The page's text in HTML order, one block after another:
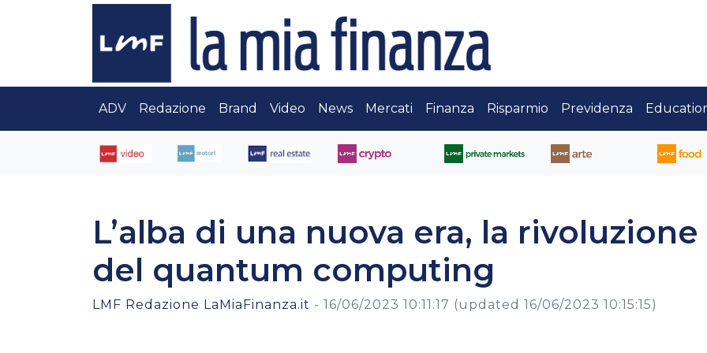
ADV Redazione Brand Video News Mercati Finanza Risparmio Previdenza
L’alba di una nuova era, la rivoluzione
del quantum computing
LMF Redazione LaMiaFinanza.it - 16/06/2023 10:11:17 (updated 16/06/2023 10:15:15)